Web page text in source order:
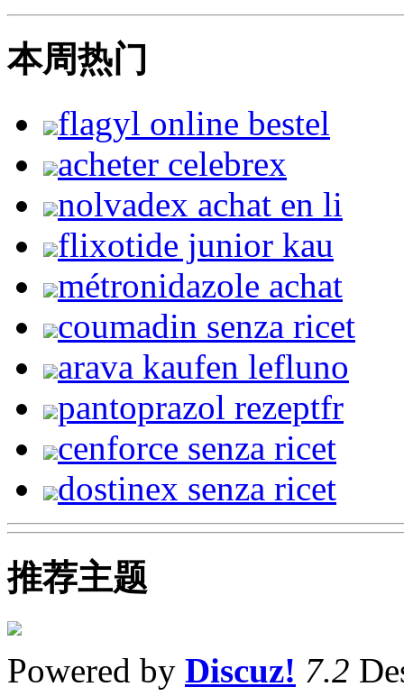
本周热门
flagyl online bestel
acheter celebrex
nolvadex achat en li
flixotide junior kau
métronidazole achat
coumadin senza ricet
arava kaufen lefluno
pantoprazol rezeptfr
cenforce senza ricet
dostinex senza ricet
推荐主题
Powered by Discuz! 7.2